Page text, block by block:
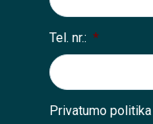
Tel. nr.: *
Privatumo politika